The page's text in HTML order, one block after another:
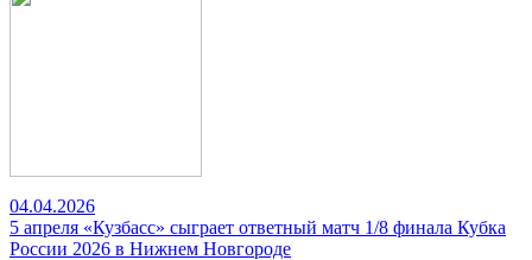
04.04.2026
5 апреля «Кузбасс» сыграет ответный матч 1/8 финала Кубка
России 2026 в Нижнем Новгороде